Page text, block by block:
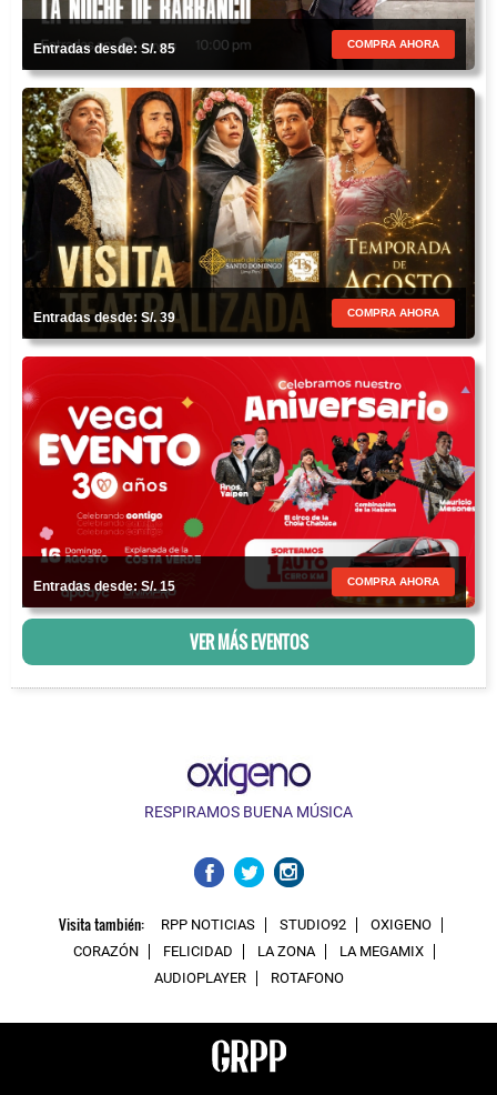
Entradas desde: S/. 85 COMPRA AHORA
Entradas desde: S/. 39 COMPRA AHORA
Entradas desde: S/. 15 COMPRA AHORA
VER MÁS EVENTOS
RESPIRAMOS BUENA MÚSICA
Visita también: RPP NOTICIAS STUDIO92
OXIGENO
CORAZÓN
FELICIDAD LA ZONA
LA MEGAMIX
AUDIOPLAYER
ROTAFONO